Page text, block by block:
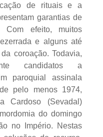
de rituais e a
garantias de
Com efeito, muitos
e alguns até
coroação. Todavia,
candidatos a
paroquial assinala
pelo menos 1974,
Cardoso (Sevadal)
do domingo
no Império. Nestas